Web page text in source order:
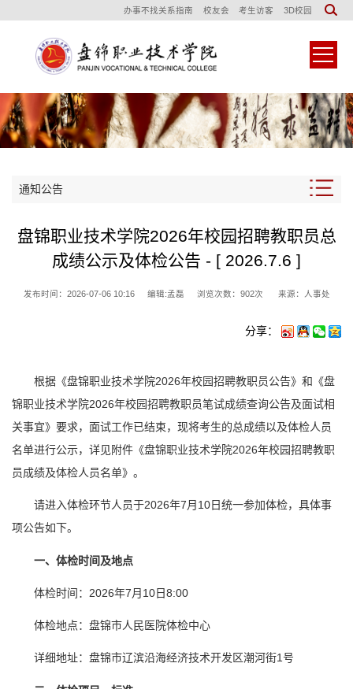
办事不找关系指南 校友会 考生访客 3D校园
通知公告
盘锦职业技术学院2026年校园招聘教职员总
成绩公示及体检公告 - [ 2026.7.6 ]
发布时间：2026-07-06 10:16 编辑:孟磊 浏览次数： 902次 来源：人事处
分享：
根据《盘锦职业技术学院2026年校园招聘教职员公告》和《盘
锦职业技术学院2026年校园招聘教职员笔试成绩查询公告及面试相
关事宜》要求，面试工作已结束，现将考生的总成绩以及体检人员
名单进行公示，详见附件《盘锦职业技术学院2026年校园招聘教职
员成绩及体检人员名单》。
请进入体检环节人员于2026年7月10日统一参加体检，具体事
项公告如下。
一、体检时间及地点
体检时间：2026年7月10日8:00
体检地点：盘锦市人民医院体检中心
详细地址：盘锦市辽滨沿海经济技术开发区潮河街1号